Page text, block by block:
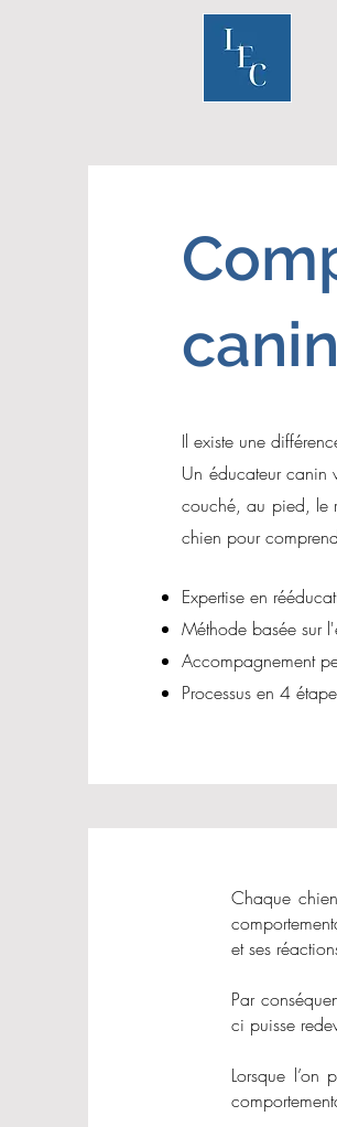
canin
Il existe une
Un éducateur canin
couché, au pied, le
chien pour
Expertise en
Méthode basée sur
Accompagnement
Processus en 4
Chaque
et ses
Par
ci puisse
Lorsque